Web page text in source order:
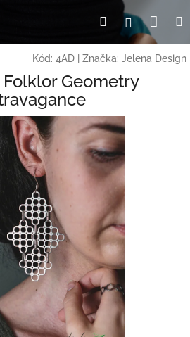
HledatPřihlášení
Kód: 4AD Značka: Jelena Design
Geometry